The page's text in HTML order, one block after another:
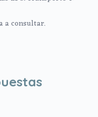
a consultar.